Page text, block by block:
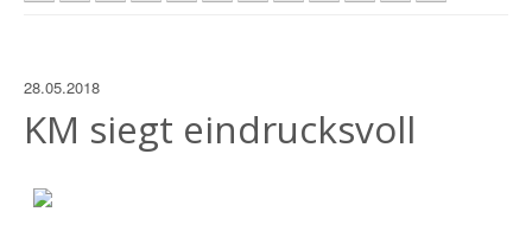
28.05.2018
KM siegt eindrucksvoll